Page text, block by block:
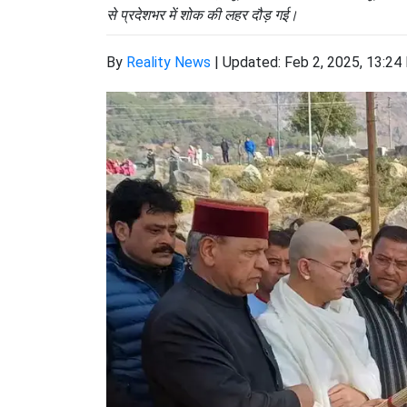
से प्रदेशभर में शोक की लहर दौड़ गई।
By Reality News | Updated: Feb 2, 2025, 13:24